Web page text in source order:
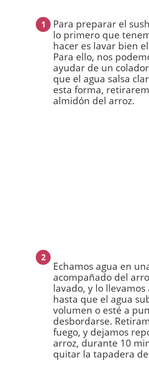
1
Para preparar el
lo primero que
hacer es lavar bien
Para ello, nos
ayudar de un
que el agua salsa
esta forma,
almidón del arroz.
2
Echamos agua en
acompañado del
lavado, y lo
hasta que el agua
volumen o esté a
desbordarse.
fuego, y dejamos
arroz, durante 10
quitar la tapadera